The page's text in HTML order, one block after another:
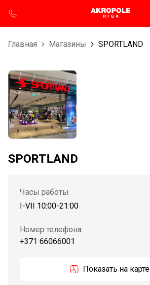
Главная Магазины SPORTLAND
SPORTLAND
Часы работы
I-VII 10:00-21:00
Номер телефона
+371 66066001
Показать на карте